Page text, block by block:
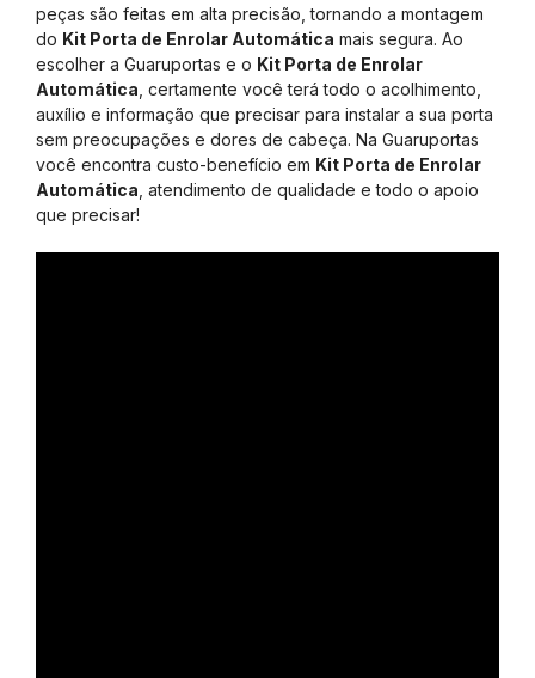
peças são feitas em alta precisão, tornando a montagem
do Kit Porta de Enrolar Automática mais segura. Ao
escolher a Guaruportas e o Kit Porta de Enrolar
Automática , certamente você terá todo o acolhimento,
auxílio e informação que precisar para instalar a sua porta
sem preocupações e dores de cabeça. Na Guaruportas
você encontra custo-benefício em Kit Porta de Enrolar
Automática , atendimento de qualidade e todo o apoio
que precisar!